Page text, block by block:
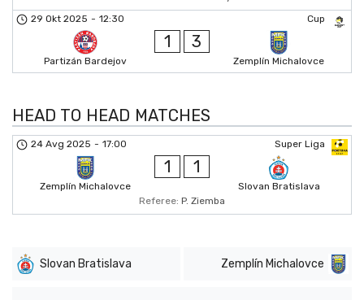
Cup
29 Okt 2025 - 12:30
Partizán Bardejov
1 3
Zemplín Michalovce
HEAD TO HEAD MATCHES
Super Liga
24 Avg 2025 - 17:00
Zemplín Michalovce
1 1
Slovan Bratislava
Referee: P. Ziemba
Slovan Bratislava Zemplín Michalovce